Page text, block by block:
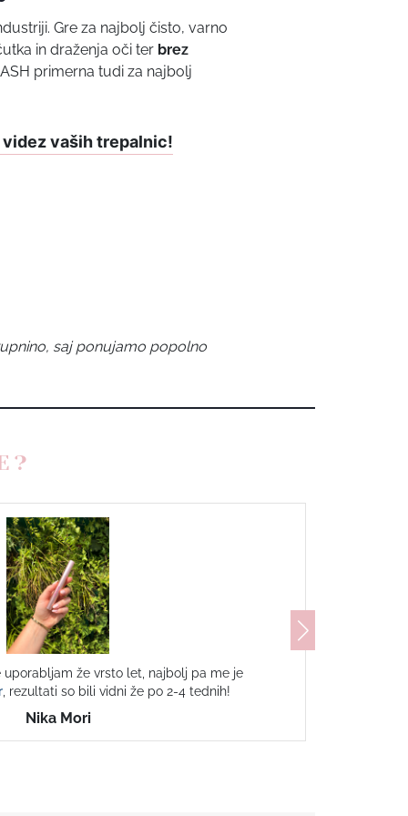
Gre za najbolj čisto, varno
in draženja oči ter brez
primerna tudi za najbolj
vaših trepalnic!
saj ponujamo popolno
že vrsto let, najbolj pa me je
, rezultati so bili vidni že po 2-4 tednih!
Nika Mori